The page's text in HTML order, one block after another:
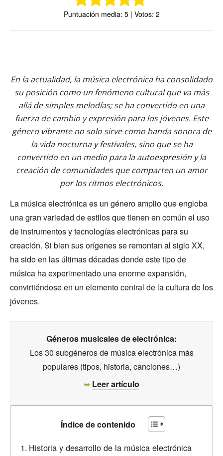
Puntuación media: 5 | Votos: 2
En la actualidad, la música electrónica ha consolidado
su posición como un fenómeno cultural que va más
allá de simples melodías; se ha convertido en una
fuerza de cambio y expresión para los jóvenes. Este
género vibrante no solo sirve como banda sonora de
la vida nocturna y festivales, sino que se ha
convertido en un medio para la autoexpresión y la
creación de comunidades que comparten un amor
por los ritmos electrónicos.
La música electrónica es un género amplio que engloba
una gran variedad de estilos que tienen en común el uso
de instrumentos y tecnologías electrónicas para su
creación. Si bien sus orígenes se remontan al siglo XX,
ha sido en las últimas décadas donde este tipo de
música ha experimentado una enorme expansión,
convirtiéndose en un elemento central de la cultura de los
jóvenes.
Géneros musicales de electrónica:
Los 30 subgéneros de música electrónica más
populares (tipos, historia, canciones…)
➥ Leer artículo
Índice de contenido
Historia y desarrollo de la música electrónica